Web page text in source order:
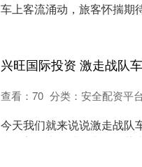
车上客流涌动，旅客怀揣期
查看： 70 分类： 安全配资平
今天我们就来说说激走战队
指挥着一支有感知力的披